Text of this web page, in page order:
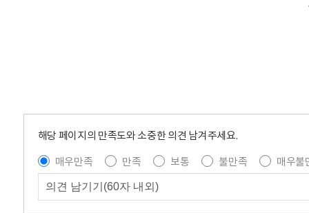
해당 페이지의 만족도와 소중한 의견 남겨주세요.
매우만족
만족 보통 불만족 매우불